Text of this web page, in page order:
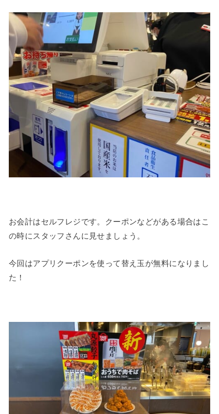
お会計はセルフレジです。クーポンなどがある場合はこ
の時にスタッフさんに見せましょう。
今回はアプリクーポンを使って替え玉が無料になりまし
た！